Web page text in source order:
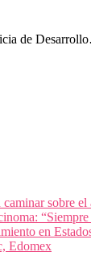
de
sobre
“Siempre
en
Edomex